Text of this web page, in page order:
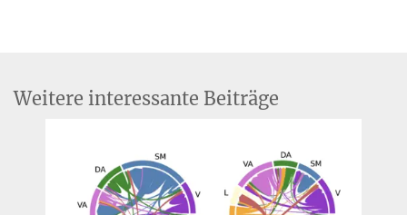
+49 341 9940-113
cschroeder@...
Weitere interessante Beiträge